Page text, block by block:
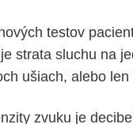
testov
strata sluchu na
ušiach, alebo
zvuku je